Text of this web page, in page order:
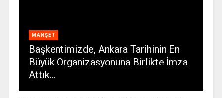
MANŞET
Başkentimizde, Ankara Tarihinin En
Büyük Organizasyonuna Birlikte İmza
Attık…